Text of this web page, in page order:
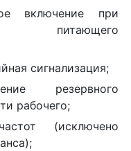
включение при
питающего
сигнализация;
резервного
рабочего;
(исключено